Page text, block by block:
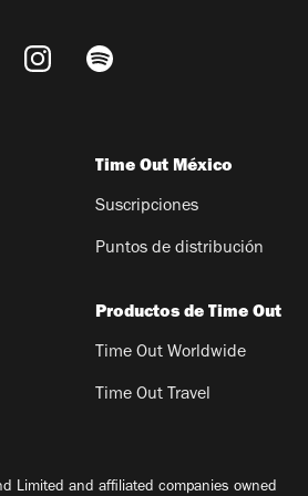
Time Out México
Suscripciones
Puntos de distribución
Productos de Time Out
Time Out Worldwide
Time Out Travel
Limited and affiliated companies owned